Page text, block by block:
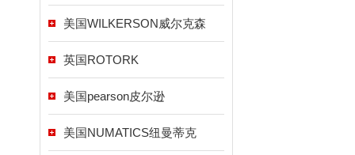
美国WILKERSON威尔克森
英国ROTORK
美国pearson皮尔逊
美国NUMATICS纽曼蒂克